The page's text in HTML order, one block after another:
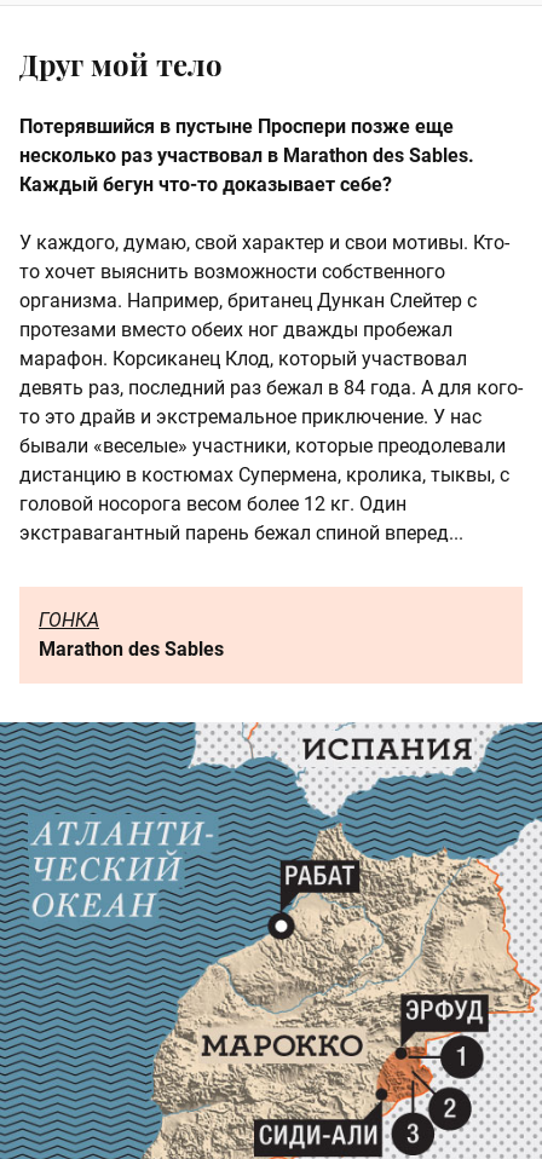
Друг мой тело
Потерявшийся в пустыне Проспери позже еще
несколько раз участвовал в Marathon des Sables.
Каждый бегун что-то доказывает себе?
У каждого, думаю, свой характер и свои мотивы. Кто-
то хочет выяснить возможности собственного
организма. Например, британец Дункан Слейтер с
протезами вместо обеих ног дважды пробежал
марафон. Корсиканец Клод, который участвовал
девять раз, последний раз бежал в 84 года. А для кого-
то это драйв и экстремальное приключение. У нас
бывали «веселые» участники, которые преодолевали
дистанцию в костюмах Супермена, кролика, тыквы, с
головой носорога весом более 12 кг. Один
экстравагантный парень бежал спиной вперед...
ГОНКА
Marathon des Sables